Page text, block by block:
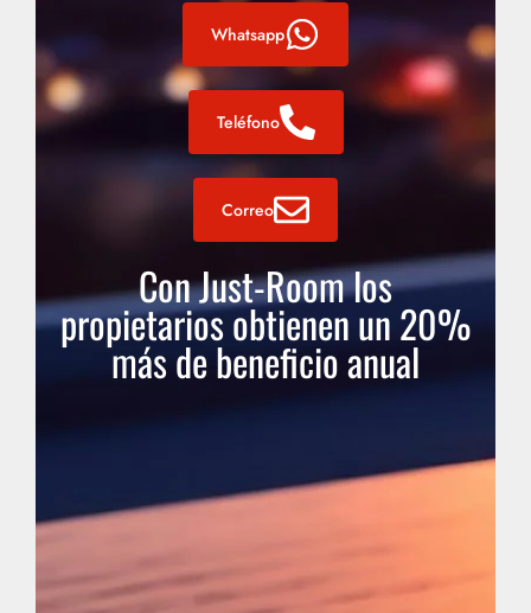
Whatsapp
Teléfono
Correo
Con Just-Room los
propietarios obtienen un 20%
más de beneficio anual